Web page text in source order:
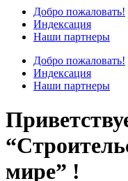
Добро пожаловать!
Индексация
Наши партнеры
Добро пожаловать!
Индексация
Наши партнеры
мире” !